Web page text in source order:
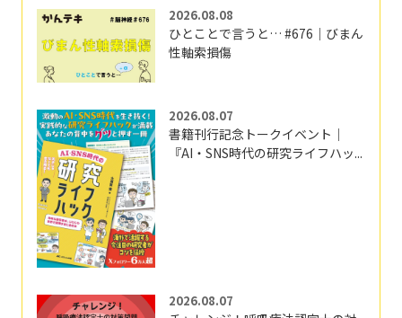
2026.08.08
ひとことで言うと… #676｜びまん
性軸索損傷
2026.08.07
書籍刊行記念トークイベント｜
『AI・SNS時代の研究ライフハッ...
2026.08.07